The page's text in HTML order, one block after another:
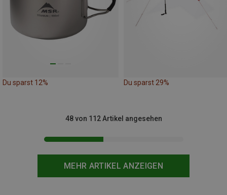
Du sparst 12% Du sparst 29%
MEHR ARTIKEL ANZEIGEN
48 von 112 Artikel angesehen